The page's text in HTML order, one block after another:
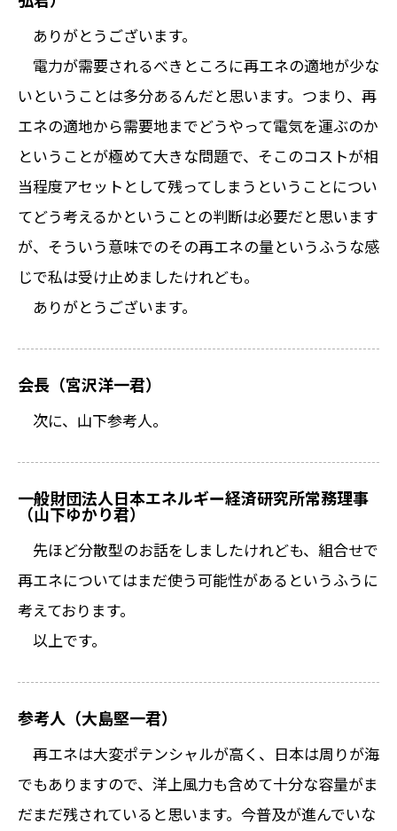
ありがとうございます。
電力が需要されるべきところに再エネの適地が少な
いということは多分あるんだと思います。つまり、再
エネの適地から需要地までどうやって電気を運ぶのか
ということが極めて大きな問題で、そこのコストが相
当程度アセットとして残ってしまうということについ
てどう考えるかということの判断は必要だと思います
が、そういう意味でのその再エネの量というふうな感
じで私は受け止めましたけれども。
ありがとうございます。
会長（宮沢洋一君）
次に、山下参考人。
一般財団法人日本エネルギー経済研究所常務理事
（山下ゆかり君）
先ほど分散型のお話をしましたけれども、組合せで
再エネについてはまだ使う可能性があるというふうに
考えております。
以上です。
参考人（大島堅一君）
再エネは大変ポテンシャルが高く、日本は周りが海
でもありますので、洋上風力も含めて十分な容量がま
だまだ残されていると思います。今普及が進んでいな